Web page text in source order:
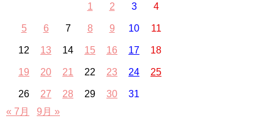
1
2 3 4
5 6 7 8 9 10 11
12 13 14 15 16 17 18
19 20 21 22 23 24 25
26 27 28 29 30
31
« 7月
9月 »